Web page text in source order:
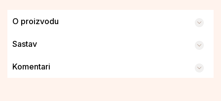
O proizvodu
Sastav
Komentari